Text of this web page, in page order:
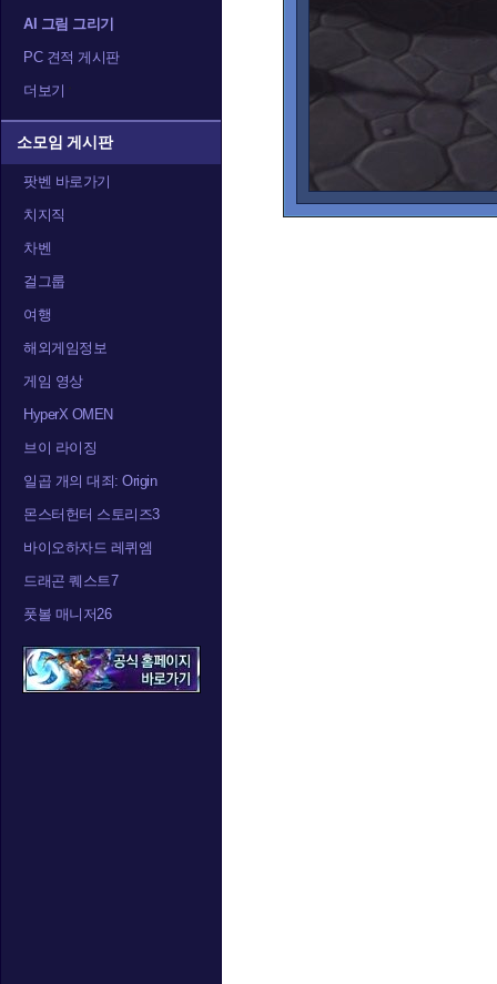
AI 그림 그리기
PC 견적 게시판
더보기
소모임 게시판
팟벤 바로가기
치지직
차벤
걸그룹
여행
해외게임정보
게임 영상
HyperX OMEN
브이 라이징
일곱 개의 대죄: Origin
몬스터헌터 스토리즈3
바이오하자드 레퀴엠
드래곤 퀘스트7
풋볼 매니저26